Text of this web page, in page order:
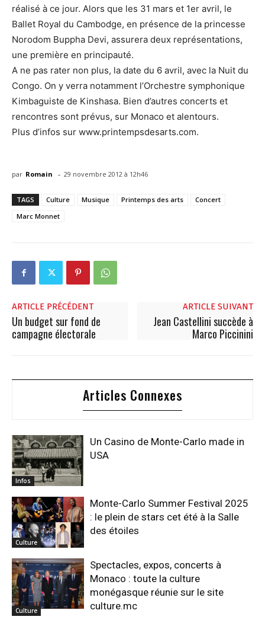
réalisé à ce jour. Alors que les 31 mars et 1er avril, le
Ballet Royal du Cambodge, en présence de la princesse
Norodom Buppha Devi, assurera deux représentations,
une première en principauté.
A ne pas rater non plus, la date du 6 avril, avec la Nuit du
Congo. On y verra notamment l’Orchestre symphonique
Kimbaguiste de Kinshasa. Bien d’autres concerts et
rencontres sont prévus, sur Monaco et alentours.
Plus d’infos sur www.printempsdesarts.com.
par Romain - 29 novembre 2012 à 12h46
TAGS Culture Musique Printemps des arts
Concert
Marc Monnet
ARTICLE PRÉCÉDENT
Un budget sur fond de
campagne électorale
ARTICLE SUIVANT
Jean Castellini succède à
Marco Piccinini
Articles Connexes
Infos
Un Casino de Monte-Carlo made in
USA
Culture
Monte-Carlo Summer Festival 2025
: le plein de stars cet été à la Salle
des étoiles
Culture
Spectacles, expos, concerts à
Monaco : toute la culture
monégasque réunie sur le site
culture.mc